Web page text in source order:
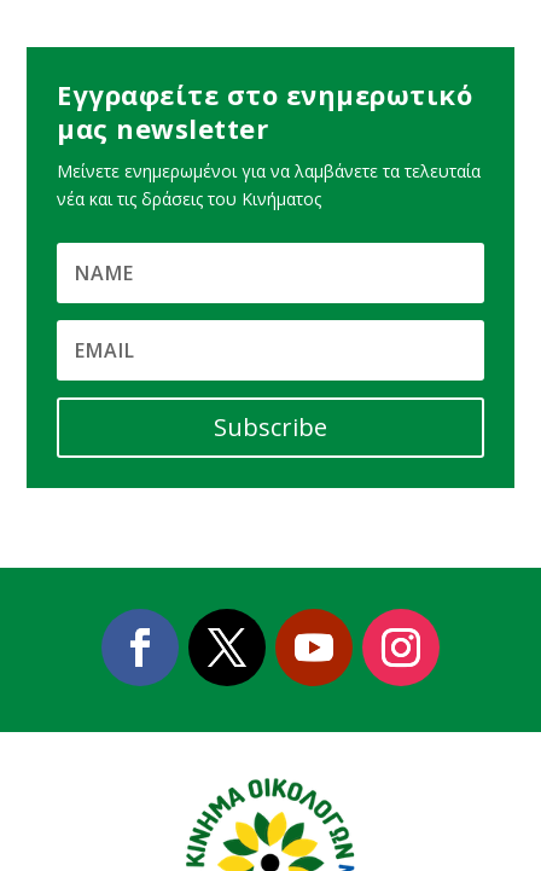
Εγγραφείτε στο ενημερωτικό
μας newsletter
Μείνετε ενημερωμένοι για να λαμβάνετε τα τελευταία
νέα και τις δράσεις του Κινήματος
Subscribe